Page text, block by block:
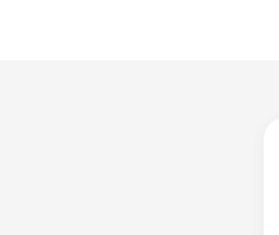
Ron Carúpano Añejo